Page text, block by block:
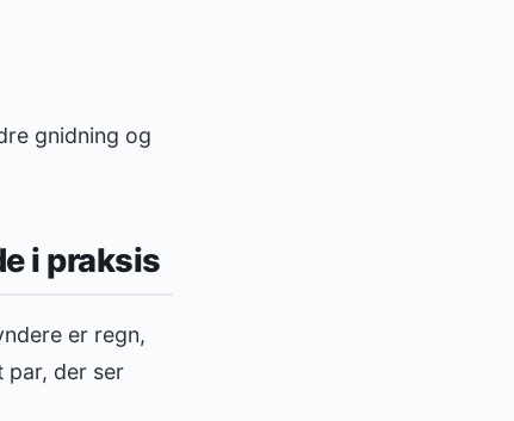
gnidning og
i praksis
er regn,
par, der ser